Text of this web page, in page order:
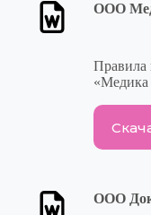
ООО
Правила
ООО